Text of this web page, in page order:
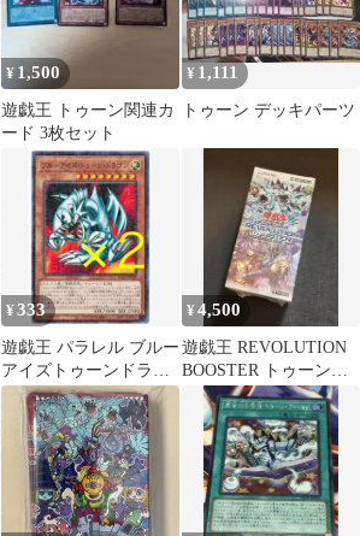
¥ 1,500
遊戯王 トゥーン関連カ
ード 3枚セット
¥ 1,111
トゥーン デッキパーツ
¥333
遊戯王 パラレル ブルー
アイズトゥーンドラゴ
ン ２枚セット 未使用
PGB1
¥4,500
遊戯王 REVOLUTION
BOOSTER トゥーン・
ウィッチクラフト・破